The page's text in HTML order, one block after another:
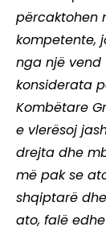
përcaktohen
kompetente,
nga një
konsiderata
Kombëtare
e vlerësoj
drejta dhe
më pak se
shqiptarë
ato, falë